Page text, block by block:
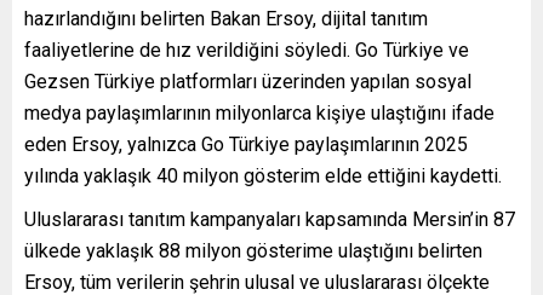
hazırlandığını belirten Bakan Ersoy, dijital tanıtım
faaliyetlerine de hız verildiğini söyledi. Go Türkiye ve
Gezsen Türkiye platformları üzerinden yapılan sosyal
medya paylaşımlarının milyonlarca kişiye ulaştığını ifade
eden Ersoy, yalnızca Go Türkiye paylaşımlarının 2025
yılında yaklaşık 40 milyon gösterim elde ettiğini kaydetti.
Uluslararası tanıtım kampanyaları kapsamında Mersin’in 87
ülkede yaklaşık 88 milyon gösterime ulaştığını belirten
Ersoy, tüm verilerin şehrin ulusal ve uluslararası ölçekte